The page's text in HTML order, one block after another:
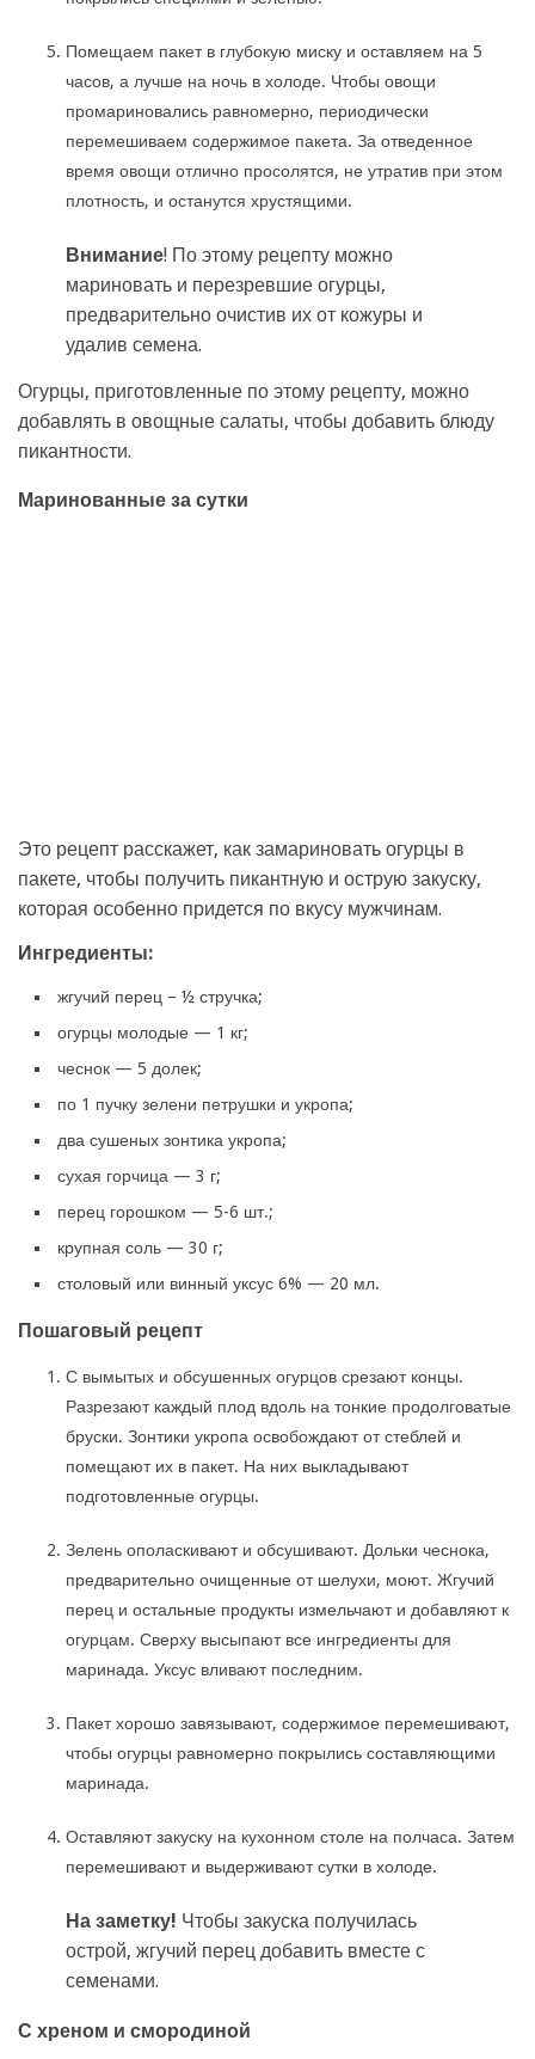
Помещаем пакет в глубокую миску и оставляем на 5
часов, а лучше на ночь в холоде. Чтобы овощи
промариновались равномерно, периодически
перемешиваем содержимое пакета. За отведенное
время овощи отлично просолятся, не утратив при этом
плотность, и останутся хрустящими.
Внимание! По этому рецепту можно
мариновать и перезревшие огурцы,
предварительно очистив их от кожуры и
удалив семена.
Огурцы, приготовленные по этому рецепту, можно
добавлять в овощные салаты, чтобы добавить блюду
пикантности.
Маринованные за сутки
Это рецепт расскажет, как замариновать огурцы в
пакете, чтобы получить пикантную и острую закуску,
которая особенно придется по вкусу мужчинам.
Ингредиенты:
жгучий перец – ½ стручка;
огурцы молодые — 1 кг;
чеснок — 5 долек;
по 1 пучку зелени петрушки и укропа;
два сушеных зонтика укропа;
сухая горчица — 3 г;
перец горошком — 5-6 шт.;
крупная соль — 30 г;
столовый или винный уксус 6% — 20 мл.
Пошаговый рецепт
С вымытых и обсушенных огурцов срезают концы.
Разрезают каждый плод вдоль на тонкие продолговатые
бруски. Зонтики укропа освобождают от стеблей и
помещают их в пакет. На них выкладывают
подготовленные огурцы.
Зелень ополаскивают и обсушивают. Дольки чеснока,
предварительно очищенные от шелухи, моют. Жгучий
перец и остальные продукты измельчают и добавляют к
огурцам. Сверху высыпают все ингредиенты для
маринада. Уксус вливают последним.
Пакет хорошо завязывают, содержимое перемешивают,
чтобы огурцы равномерно покрылись составляющими
маринада.
Оставляют закуску на кухонном столе на полчаса. Затем
перемешивают и выдерживают сутки в холоде.
На заметку! Чтобы закуска получилась
острой, жгучий перец добавить вместе с
семенами.
С хреном и смородиной